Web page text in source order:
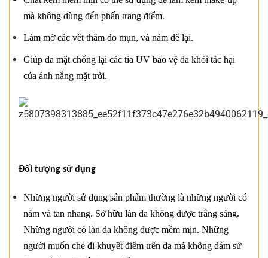
mà không dùng đến phấn trang điểm.
Làm mờ các vết thâm do mụn, và nám để lại.
Giúp da mặt chống lại các tia UV bảo vệ da khỏi tác hại
của ánh nắng mặt trời.
Đối tượng sử dụng
Những người sử dụng sản phẩm thường là những người có
nám và tan nhang. Sở hữu làn da không được trắng sáng.
Những người có làn da không được mềm mịn. Những
người muốn che đi khuyết điểm trên da mà không dám sử